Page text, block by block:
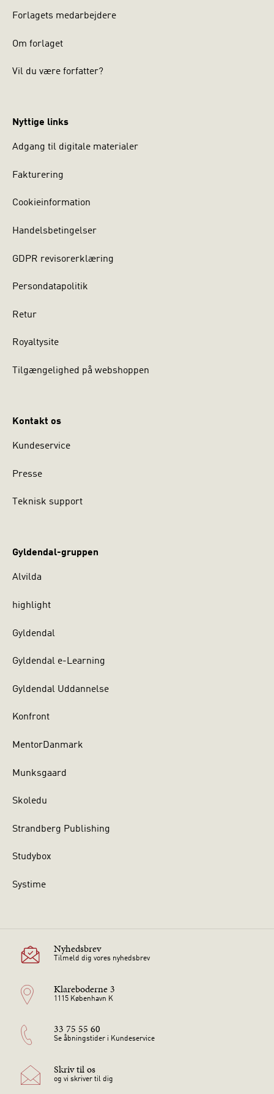
Forlagets medarbejdere
Om forlaget
Vil du være forfatter?
Nyttige links
Adgang til digitale materialer
Fakturering
Cookieinformation
Handelsbetingelser
GDPR revisorerklæring
Persondatapolitik
Retur
Royaltysite
Tilgængelighed på webshoppen
Kontakt os
Kundeservice
Presse
Teknisk support
Gyldendal-gruppen
Alvilda
highlight
Gyldendal
Gyldendal e-Learning
Gyldendal Uddannelse
Konfront
MentorDanmark
Munksgaard
Skoledu
Strandberg Publishing
Studybox
Systime
Nyhedsbrev
Tilmeld dig vores nyhedsbrev
Klareboderne 3
1115 København K
33 75 55 60
Se åbningstider i Kundeservice
Skriv til os
og vi skriver til dig